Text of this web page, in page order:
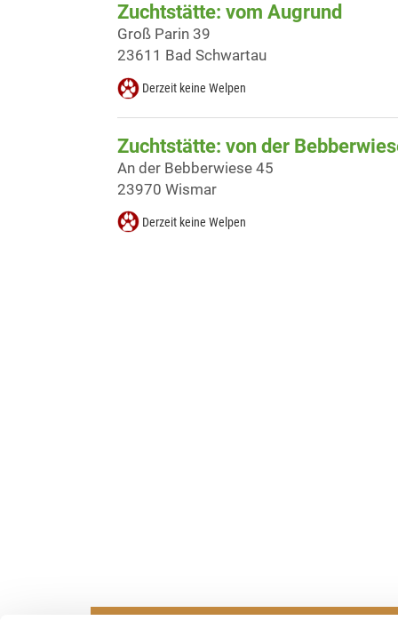
Zuchtstätte: vom Augrund
Groß Parin 39
23611 Bad Schwartau
Derzeit keine Welpen
Zuchtstätte: von der
An der Bebberwiese 45
23970 Wismar
Derzeit keine Welpen